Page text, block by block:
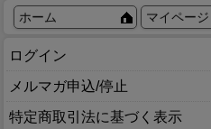
ホーム マイページ
ログイン
メルマガ申込/停止
特定商取引法に基づく表示